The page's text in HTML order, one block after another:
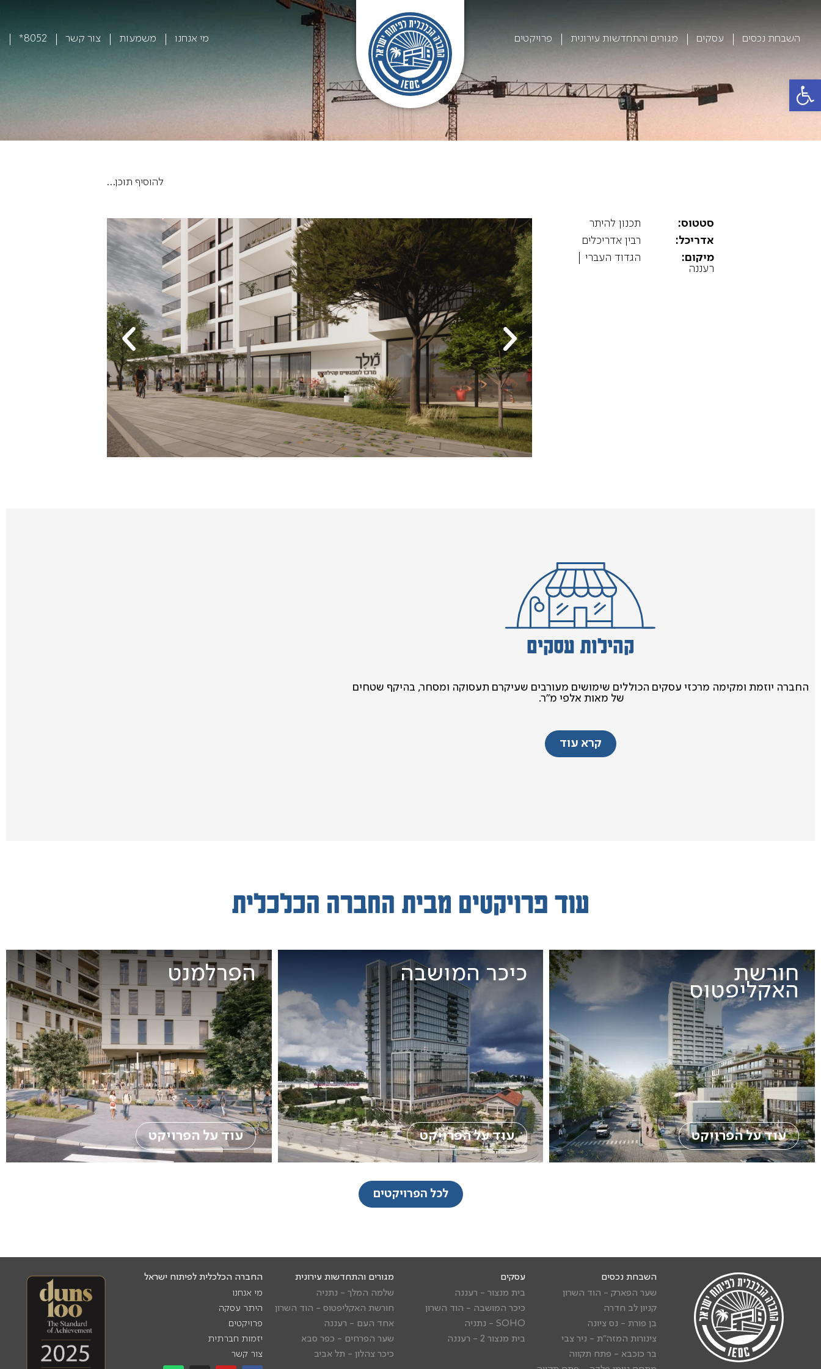
פתח סרגל נגישות
השבחת נכסים עסקים מגורים והתחדשות עירונית פרויקטים מי אנחנו משמעות צור קשר 8052*
להוסיף תוכן…
סטטוס:
תכנון להיתר
אדריכל:
רבין אדריכלים
מיקום:
הגדוד העברי |
רעננה
קהילות עסקים
החברה יוזמת ומקימה מרכזי עסקים הכוללים שימושים מעורבים שעיקרם תעסוקה ומסחר, בהיקף שטחים
של מאות אלפי מ"ר.
קרא עוד
עוד פרויקטים מבית החברה הכלכלית
חורשת
האקליפטוס
עוד על הפרויקט
כיכר המושבה
עוד על הפרויקט
הפרלמנט
עוד על הפרויקט
לכל הפרויקטים
השבחת נכסים
שער הפארק - הוד השרון
קניון לב חדרה
בן פורת - נס ציונה
צינורות המזה"ת - ניר צבי
בר כוכבא - פתח תקווה
עסקים
בית מנצור - רעננה
כיכר המושבה - הוד השרון
SOHO - נתניה
בית מנצור 2 - רעננה
מגורים והתחדשות עירונית
שלמה המלך - נתניה
חורשת האקליפטוס - הוד השרון
אחד העם - רעננה
שער הפרחים - כפר סבא
כיכר צהלון - תל אביב
החברה הכלכלית לפיתוח ישראל
מי אנחנו
היתר עסקה
פרויקטים
יזמות חברתית
צור קשר